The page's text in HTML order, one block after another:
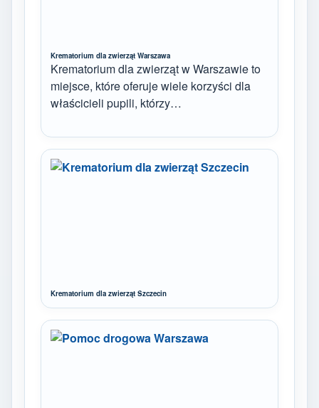
Krematorium dla zwierząt Warszawa
Krematorium dla zwierząt w Warszawie to
miejsce, które oferuje wiele korzyści dla
właścicieli pupili, którzy…
Krematorium dla zwierząt Szczecin